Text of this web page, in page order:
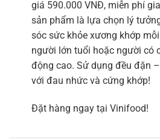
giá 590.000 VNĐ, miễn phí
sản phẩm là lựa chọn lý
sóc sức khỏe xương khớp
người lớn tuổi hoặc người có
động cao. Sử dụng đều đặn
với đau nhức và cứng khớp!
Đặt hàng ngay tại Vinifood!